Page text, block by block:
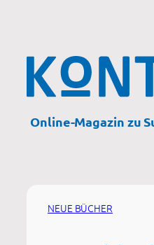
Online-Magazin zu
NEUE BÜCHER